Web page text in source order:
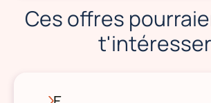
Ces offres
t'intéresser